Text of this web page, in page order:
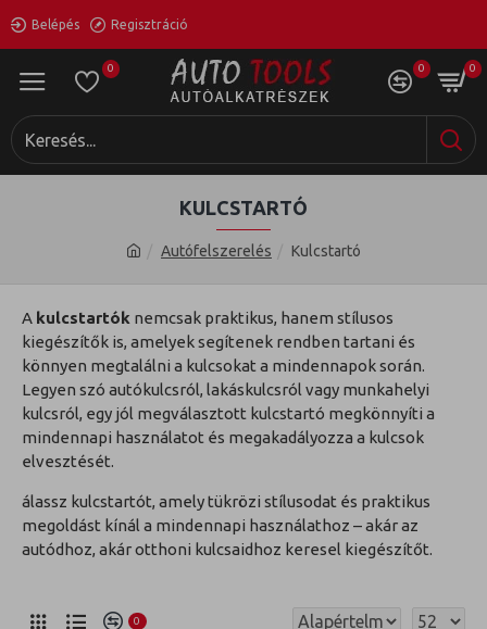
Belépés Regisztráció
0 0 0
Autófelszerelés Kulcstartó
KULCSTARTÓ
A kulcstartók nemcsak praktikus, hanem stílusos
kiegészítők is, amelyek segítenek rendben tartani és
könnyen megtalálni a kulcsokat a mindennapok során.
Legyen szó autókulcsról, lakáskulcsról vagy munkahelyi
kulcsról, egy jól megválasztott kulcstartó megkönnyíti a
mindennapi használatot és megakadályozza a kulcsok
elvesztését.
álassz kulcstartót, amely tükrözi stílusodat és praktikus
megoldást kínál a mindennapi használathoz – akár az
autódhoz, akár otthoni kulcsaidhoz keresel kiegészítőt.
0